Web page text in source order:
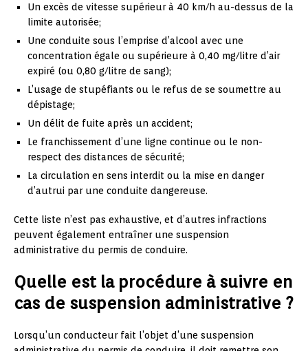
Un excès de vitesse supérieur à 40 km/h au-dessus de la
limite autorisée;
Une conduite sous l’emprise d’alcool avec une
concentration égale ou supérieure à 0,40 mg/litre d’air
expiré (ou 0,80 g/litre de sang);
L’usage de stupéfiants ou le refus de se soumettre au
dépistage;
Un délit de fuite après un accident;
Le franchissement d’une ligne continue ou le non-
respect des distances de sécurité;
La circulation en sens interdit ou la mise en danger
d’autrui par une conduite dangereuse.
Cette liste n’est pas exhaustive, et d’autres infractions
peuvent également entraîner une suspension
administrative du permis de conduire.
Quelle est la procédure à suivre en
cas de suspension administrative ?
Lorsqu’un conducteur fait l’objet d’une suspension